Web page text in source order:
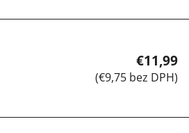
€11,99
(€9,75 bez DPH)